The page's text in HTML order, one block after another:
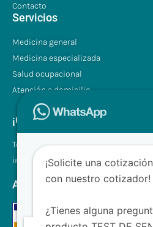
Contacto
Servicios
Medicina general
Medicina especializada
Salud ocupacional
Atención a domicilio
¡Contáctenos!
Tel.: +507 310 0680/81
info@clinilabpanama.com
Aceptamos
¡Solicite una
con nuestro cotizador!
¿Tienes alguna